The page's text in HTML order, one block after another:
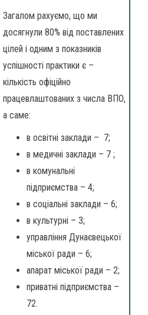
Загалом рахуємо, що ми
досягнули 80% від поставлених
цілей і одним з показників
успішності практики є –
кількість офіційно
працевлаштованих з числа ВПО,
а саме:
в освітні заклади – 7;
в медичні заклади – 7 ;
в комунальні
підприємства – 4;
в соціальні заклади – 6;
в культурні – 3;
управління Дунаєвецької
міської ради – 6;
апарат міської ради – 2;
приватні підприємства –
72.